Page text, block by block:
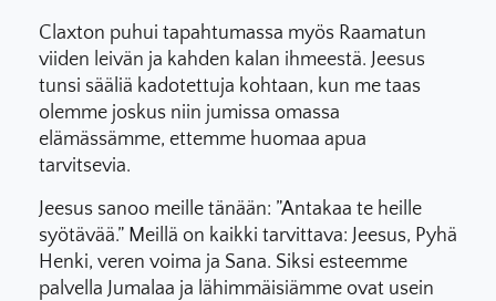
Claxton puhui tapahtumassa myös Raamatun
viiden leivän ja kahden kalan ihmeestä. Jeesus
tunsi sääliä kadotettuja kohtaan, kun me taas
olemme joskus niin jumissa omassa
elämässämme, ettemme huomaa apua
tarvitsevia.
Jeesus sanoo meille tänään: ”Antakaa te heille
syötävää.” Meillä on kaikki tarvittava: Jeesus, Pyhä
Henki, veren voima ja Sana. Siksi esteemme
palvella Jumalaa ja lähimmäisiämme ovat usein